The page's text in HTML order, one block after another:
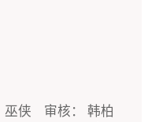
巫侠 审核： 韩柏